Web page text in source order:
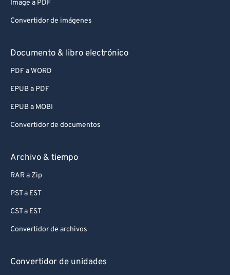
Image a PDF
Convertidor de imágenes
Documento & libro electrónico
PDF a WORD
EPUB a PDF
EPUB a MOBI
Convertidor de documentos
Archivo & tiempo
RAR a Zip
PST a EST
CST a EST
Convertidor de archivos
Convertidor de unidades